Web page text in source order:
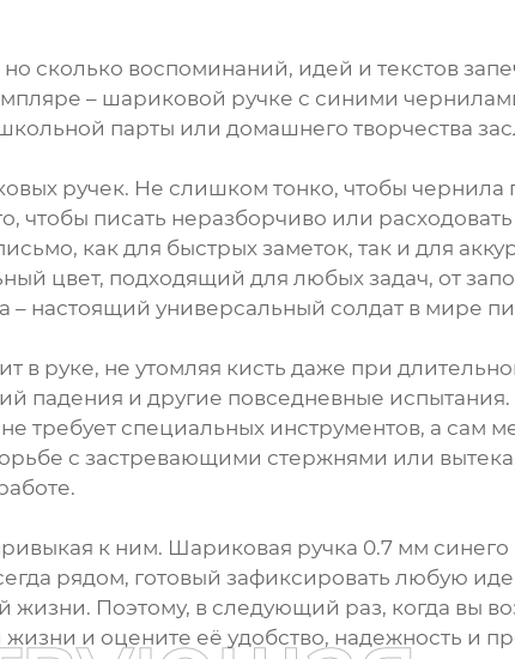
сколько воспоминаний, идей и текстов
– шариковой ручке с синими
парты или домашнего творчества
ручек. Не слишком тонко, чтобы чернила
чтобы писать неразборчиво или
как для быстрых заметок, так и для
цвет, подходящий для любых задач, от
– настоящий универсальный солдат в мире
в руке, не утомляя кисть даже при
падения и другие повседневные
требует специальных инструментов, а сам
с застревающими стержнями или
к ним. Шариковая ручка 0.7 мм синего
рядом, готовый зафиксировать любую
Поэтому, в следующий раз, когда вы
и оцените её удобство, надежность и